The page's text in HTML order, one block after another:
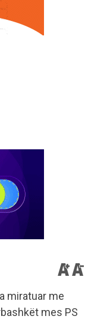
miratuar me
mes PS